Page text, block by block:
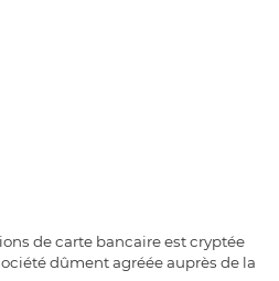
de carte bancaire est cryptée
dûment agréée auprès de la